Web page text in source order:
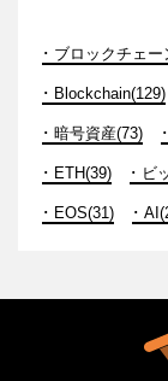
ブロックチェー
Blockchain(129)
暗号資産(73)
ETH(39) ビ
EOS(31)